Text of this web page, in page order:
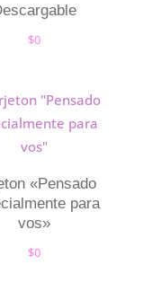
$0
«Pensado
para
vos»
$0